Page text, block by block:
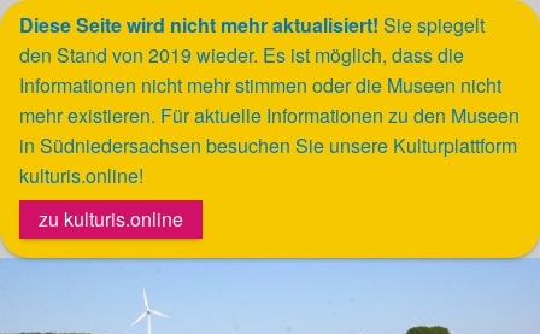
Werkzeugleiste öffnen
Diese Seite wird nicht mehr aktualisiert! Sie spiegelt
den Stand von 2019 wieder. Es ist möglich, dass die
Informationen nicht mehr stimmen oder die Museen nicht
mehr existieren. Für aktuelle Informationen zu den Museen
in Südniedersachsen besuchen Sie unsere Kulturplattform
kulturis.online!
zu kulturis.online